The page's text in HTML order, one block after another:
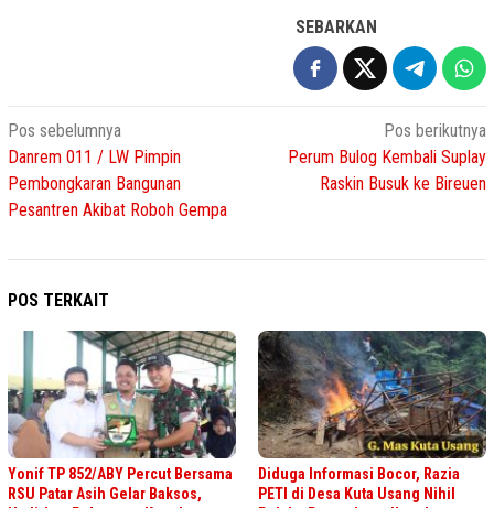
SEBARKAN
Navigasi
pos
Pos sebelumnya
Danrem 011 / LW Pimpin
Pembongkaran Bangunan
Pesantren Akibat Roboh Gempa
Pos berikutnya
Perum Bulog Kembali Suplay
Raskin Busuk ke Bireuen
POS TERKAIT
Yonif TP 852/ABY Percut Bersama
RSU Patar Asih Gelar Baksos,
Diduga Informasi Bocor, Razia
PETI di Desa Kuta Usang Nihil